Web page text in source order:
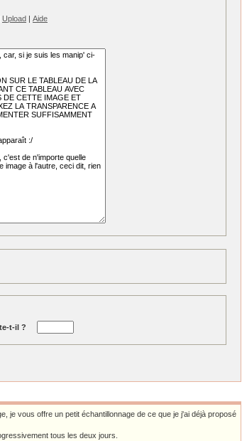
Upload | Aide
t-il ?
je vous offre un petit échantillonnage de ce que je j'ai déjà proposé
tous les deux jours.